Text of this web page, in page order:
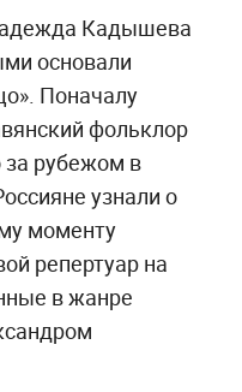
Кадышева
основали
Поначалу
фольклор
за рубежом в
узнали о
моменту
репертуар на
в жанре